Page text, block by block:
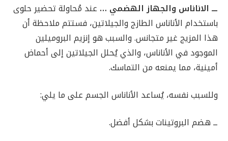
ـــ الاناناس والجهاز الهضمي … عند مُحاولة تحضير حلوى
باستخدام الأناناس الطازج والجيلاتين، فستتم ملاحظة أن
هذا المزيج غير متجانس. والسبب هو إنزيم البروميلين
الموجود في الأناناس، والذي يُحلل الجيلاتين إلى أحماض
أمينية، مما يمنعه من التماسك.
وللسبب نفسه، يُساعد الأناناس الجسم على ما يلي:
ــ هضم البروتينات بشكل أفضل.